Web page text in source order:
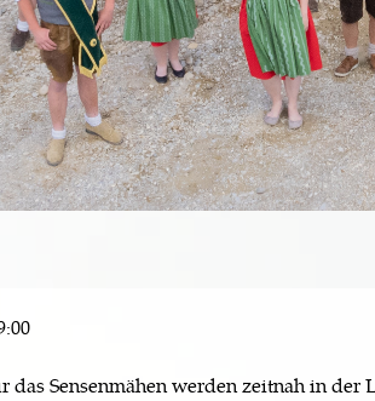
Sensenmähen werden zeitnah in der